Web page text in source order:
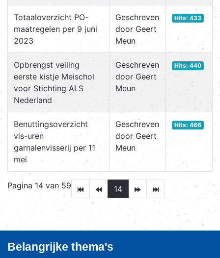
Totaaloverzicht PO-
maatregelen per 9 juni
2023
Geschreven
door Geert
Meun
Hits: 433
Opbrengst veiling
eerste kistje Meischol
voor Stichting ALS
Nederland
Geschreven
door Geert
Meun
Hits: 440
Benuttingsoverzicht
vis-uren
garnalenvisserij per 11
mei
Geschreven
door Geert
Meun
Hits: 466
Pagina 14 van 59 14
Belangrijke thema's